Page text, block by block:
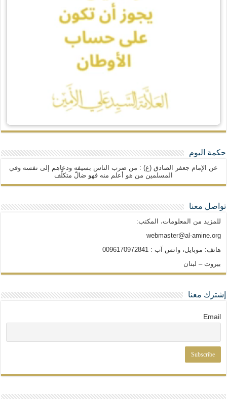
حكمة اليوم
عن الإمام جعفر الصادق (ع) : من ضرب الناس بسيفه ودعاهم إلى نفسه وفي
المسلمين من هو أعلم منه فهو ضالّ متكلّف
تواصل معنا
للمزيد من المعلومات، المكتب:
webmaster@al-amine.org
هاتف: موبايل، واتس آب : 0096170972841
بيروت – لبنان
إشترك معنا
Email